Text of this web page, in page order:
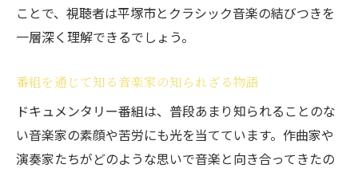
ことで、視聴者は平塚市とクラシック音楽の結びつきを
一層深く理解できるでしょう。
番組を通じて知る音楽家の知られざる物語
ドキュメンタリー番組は、普段あまり知られることのな
い音楽家の素顔や苦労にも光を当てています。作曲家や
演奏家たちがどのような思いで音楽と向き合ってきたの